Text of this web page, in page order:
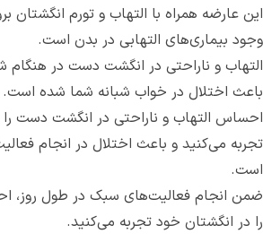
این عارضه همراه با التهاب و تورم انگشتان
وجود بیماری‌های التهابی در بدن است.
التهاب و ناراحتی در انگشت دست در هنگام
باعث اختلال در خواب شبانه شما شده است‌.
احساس التهاب و ناراحتی در انگشت دست را
تجربه می‌کنید و باعث اختلال در انجام
است.
ضمن انجام فعالیت‌های سبک در طول
را در انگشتان خود تجربه می‌کنید.